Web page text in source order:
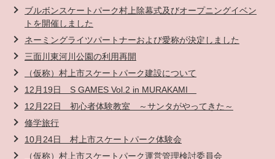
ブルボンスケートパーク村上除幕式及びオープニングイベン
トを開催しました
ネーミングライツパートナーおよび愛称が決定しました
三面川東河川公園の利用再開
（仮称）村上市スケートパーク建設について
12月19日 S GAMES Vol.2 in MURAKAMI
12月22日 初心者体験教室 ～サンタがやってきた～
修学旅行
10月24日 村上市スケートパーク体験会
（仮称）村上市スケートパーク運営管理検討委員会